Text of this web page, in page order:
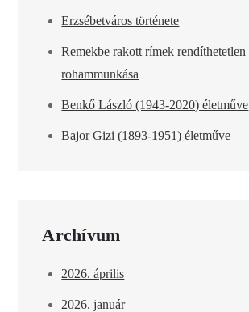
Erzsébetváros története
Remekbe rakott rímek rendíthetetlen
rohammunkása
Benkő László (1943-2020) életműve
Bajor Gizi (1893-1951) életműve
Archívum
2026. április
2026. január